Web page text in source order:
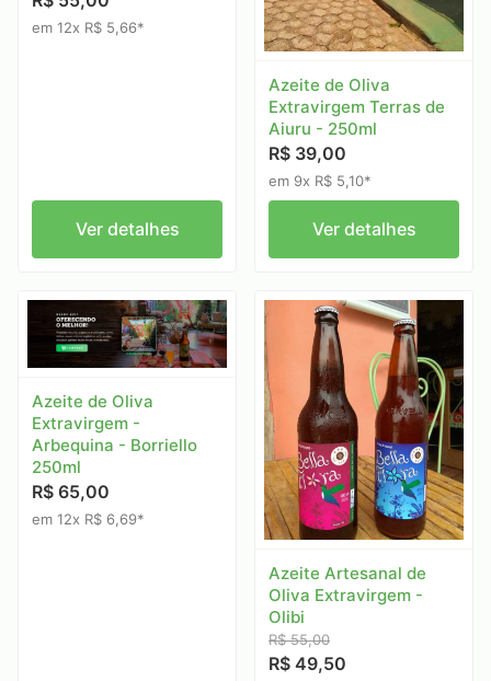
em 12x R$ 5,66*
Ver detalhes
Azeite de Oliva
Extravirgem Terras de
Aiuru - 250ml
R$ 39,00
em 9x R$ 5,10*
Ver detalhes
Azeite de Oliva
Extravirgem -
Arbequina - Borriello
250ml
R$ 65,00
em 12x R$ 6,69*
Azeite Artesanal de
Oliva Extravirgem -
Olibi
R$ 55,00
R$ 49,50